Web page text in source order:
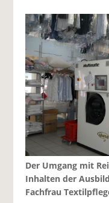
Der Umgang mit
Inhalten der
Fachfrau